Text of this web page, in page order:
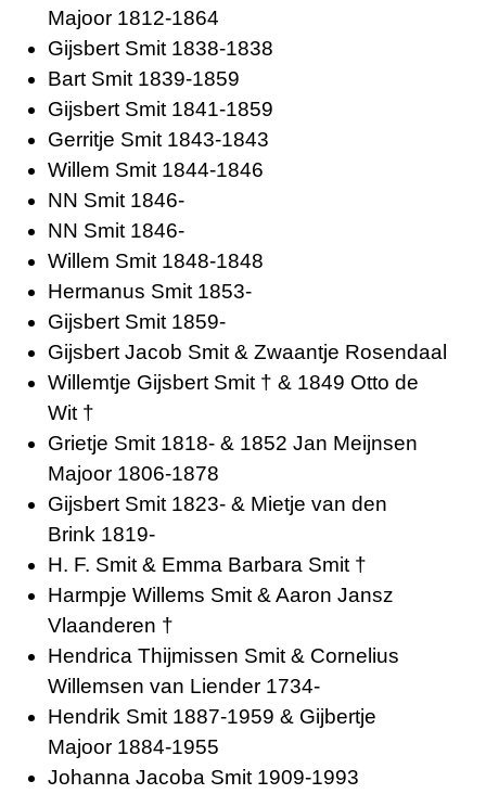
Majoor 1812-1864
Gijsbert Smit 1838-1838
Bart Smit 1839-1859
Gijsbert Smit 1841-1859
Gerritje Smit 1843-1843
Willem Smit 1844-1846
NN Smit 1846-
NN Smit 1846-
Willem Smit 1848-1848
Hermanus Smit 1853-
Gijsbert Smit 1859-
Gijsbert Jacob Smit & Zwaantje Rosendaal
Willemtje Gijsbert Smit † & 1849 Otto de
Wit †
Grietje Smit 1818- & 1852 Jan Meijnsen
Majoor 1806-1878
Gijsbert Smit 1823- & Mietje van den
Brink 1819-
H. F. Smit & Emma Barbara Smit †
Harmpje Willems Smit & Aaron Jansz
Vlaanderen †
Hendrica Thijmissen Smit & Cornelius
Willemsen van Liender 1734-
Hendrik Smit 1887-1959 & Gijbertje
Majoor 1884-1955
Johanna Jacoba Smit 1909-1993